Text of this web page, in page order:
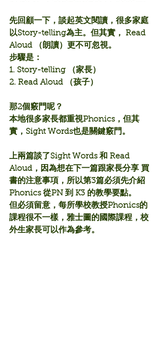
先回顧一下，談起英文閱讀，很多家庭
以Story-telling為主。但其實， Read
Aloud （朗讀）更不可忽視。
步驟是：
1. Story-telling （家長）
2. Read Aloud （孩子）
那2個竅門呢？
本地很多家長都重視Phonics，但其
實，Sight Words也是關鍵竅門。
上兩篇談了Sight Words 和 Read
Aloud，因為想在下一篇跟家長分享 買
書的注意事項，所以第3篇必須先介紹
Phonics 從PN 到 K3 的教學要點。
但必須留意，每所學校教授Phonics的
課程很不一樣，雅士圖的國際課程，校
外生家長可以作為參考。